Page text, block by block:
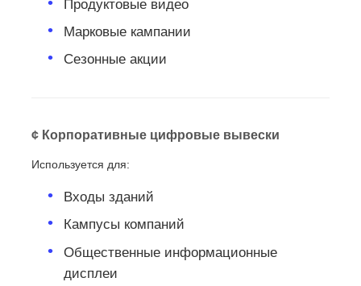
Продуктовые видео
Марковые кампании
Сезонные акции
¢ Корпоративные цифровые вывески
Используется для:
Входы зданий
Кампусы компаний
Общественные информационные
дисплеи